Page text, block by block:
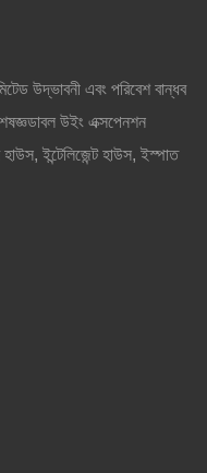
উদ্ভাবনী এবং পরিবেশ বান্ধব
উইং এক্সপেনশন
ইন্টেলিজেন্ট হাউস, ইস্পাত